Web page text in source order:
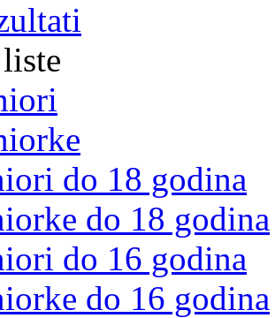
do 18 godina
do 18 godina
do 16 godina
do 16 godina